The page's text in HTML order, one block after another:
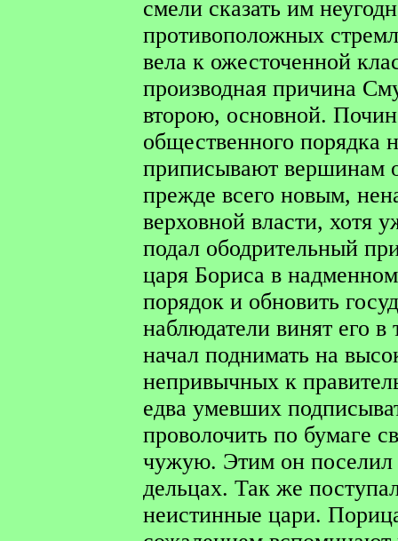
смели сказать им
противоположных
вела к ожесточенной
производная причина
второю, основной.
общественного порядка
приписывают вершинам
прежде всего новым,
верховной власти, хотя
подал ободрительный
царя Бориса в
порядок и обновить
наблюдатели винят его
начал поднимать на
непривычных к
едва умевших
проволочить по бумаге
чужую. Этим он поселил
дельцах. Так же
неистинные цари.